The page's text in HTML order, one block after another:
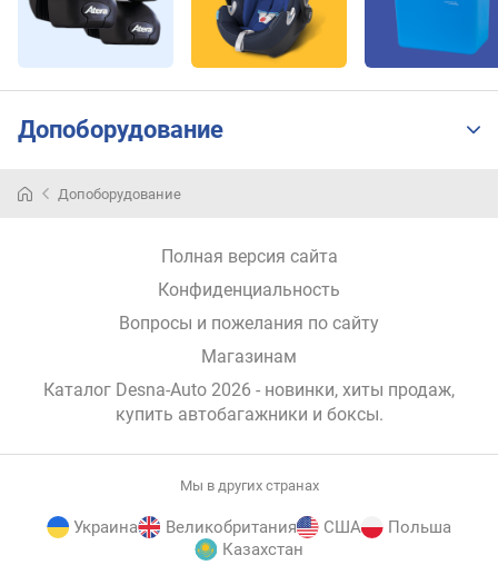
Допоборудование
Допоборудование
Полная версия сайта
Конфиденциальность
Вопросы и пожелания по сайту
Магазинам
Каталог Desna-Auto 2026 - новинки, хиты продаж,
купить автобагажники и боксы.
Мы в других странах
Украина Великобритания США
Польша
Казахстан